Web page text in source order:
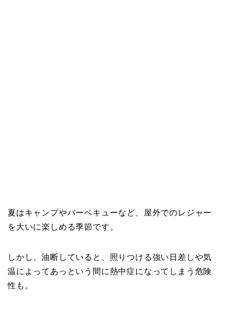
夏はキャンプやバーベキューなど、屋外でのレジャー
を大いに楽しめる季節です。
しかし、油断していると、照りつける強い日差しや気
温によってあっという間に熱中症になってしまう危険
性も。